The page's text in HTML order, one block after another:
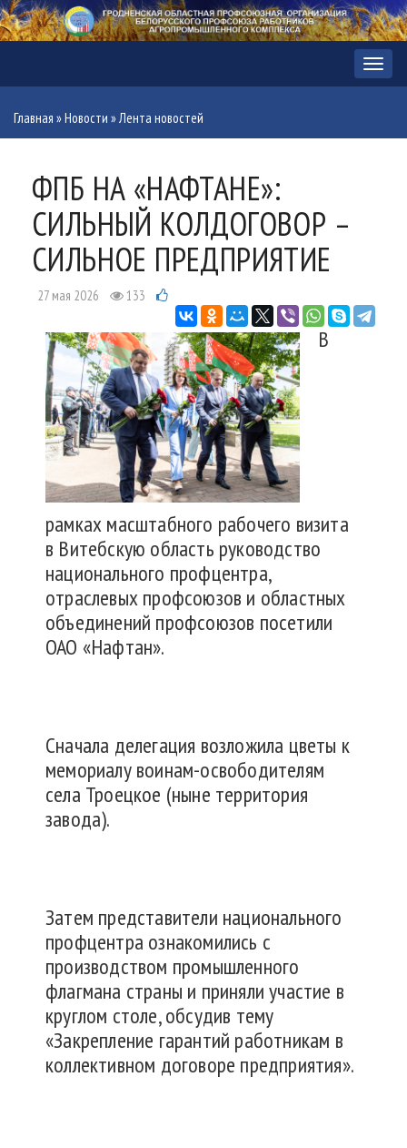
Меню
Главная »Новости »Лента новостей
ФПБ НА «НАФТАНЕ»:
СИЛЬНЫЙ КОЛДОГОВОР –
СИЛЬНОЕ ПРЕДПРИЯТИЕ
27 мая 2026 133
В
рамках масштабного рабочего визита
в Витебскую область руководство
национального профцентра,
отраслевых профсоюзов и областных
объединений профсоюзов посетили
ОАО «Нафтан».
Сначала делегация возложила цветы к
мемориалу воинам-освободителям
села Троецкое (ныне территория
завода).
Затем представители национального
профцентра ознакомились с
производством промышленного
флагмана страны и приняли участие в
круглом столе, обсудив тему
«Закрепление гарантий работникам в
коллективном договоре предприятия».